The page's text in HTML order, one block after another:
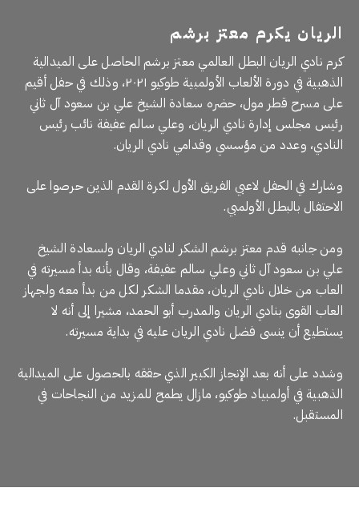
الريان يكرم معتز برشم
كرم نادي الريان البطل العالمي معتز برشم الحاصل على الميدالية
الذهبية في دورة الألعاب الأولمبية طوكيو ٢٠٢١، وذلك في حفل أقيم
على مسرح قطر مول، حضره سعادة الشيخ علي بن سعود آل ثاني
رئيس مجلس إدارة نادي الريان، وعلي سالم عفيفة نائب رئيس
النادي، وعدد من مؤسسي وقدامي نادي الريان.
وشارك في الحفل لاعبي الفريق الأول لكرة القدم الذين حرصوا على
الاحتفال بالبطل الأولمبي.
ومن جانبه قدم معتز برشم الشكر لنادي الريان ولسعادة الشيخ
علي بن سعود آل ثاني وعلي سالم عفيفة، وقال بأنه بدأ مسيرته في
العاب من خلال نادي الريان، مقدما الشكر لكل من بدأ معه ولجهاز
العاب القوى بنادي الريان والمدرب أبو الحمد، مشيرا إلى أنه لا
يستطيع أن ينسى فضل نادي الريان عليه في بداية مسيرته.
وشدد على أنه بعد الإنجاز الكبير الذي حققه بالحصول على الميدالية
الذهبية في أولمبياد طوكيو، مازال يطمح للمزيد من النجاحات في
المستقبل.